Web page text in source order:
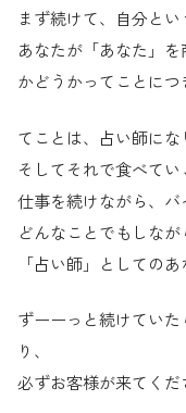
まず続けて、自分と
あなたが「あなた」
かどうかってことにつ
てことは、占い師にな
そしてそれで食べてい
仕事を続けながら、バ
どんなことでもしなが
「占い師」としての
ずーーっと続けてい
り、
必ずお客様が来てくだ